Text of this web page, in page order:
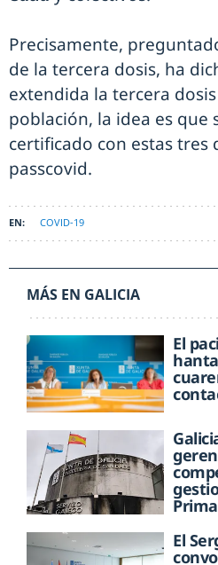
Precisamente,
de la tercera dosis, ha
extendida la tercera
población, la idea es que
certificado con estas tres
passcovid.
COVID-19
MÁS EN GALICIA
El
El